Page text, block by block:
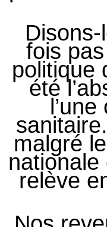
fois
politique
été
malgré
relève